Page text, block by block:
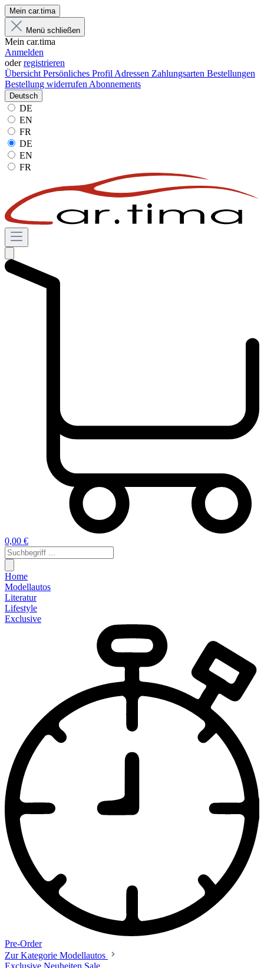
Mein car.tima
Menü schließen
Mein car.tima
Anmelden
oderregistrieren
Übersicht Persönliches Profil Adressen Zahlungsarten Bestellungen
Bestellung widerrufen Abonnements
Deutsch
DE
EN
FR
DE
EN
FR
0,00 €
Home
Modellautos
Literatur
Lifestyle
Exclusive
Pre-Order
Zur Kategorie Modellautos
Exclusive Neuheiten Sale